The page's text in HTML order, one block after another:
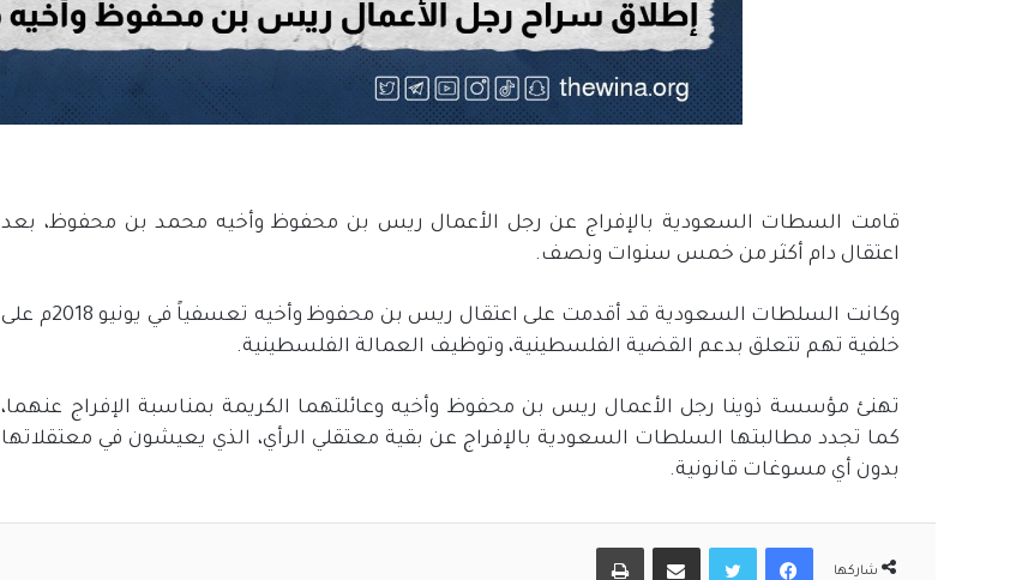
قامت السطات السعودية بالإفراج عن رجل الأعمال ريس بن محفوظ وأخيه محمد بن محفوظ، بعد
اعتقال دام أكثر من خمس سنوات ونصف.
وكانت السلطات السعودية قد أقدمت على اعتقال ريس بن محفوظ وأخيه تعسفياً في يونيو 2018م على
خلفية تهم تتعلق بدعم القضية الفلسطينية، وتوظيف العمالة الفلسطينية.
تهنئ مؤسسة ذوينا رجل الأعمال ريس بن محفوظ وأخيه وعائلتهما الكريمة بمناسبة الإفراج عنهما،
كما تجدد مطالبتها السلطات السعودية بالإفراج عن بقية معتقلي الرأي، الذي يعيشون في معتقلاتها
بدون أي مسوغات قانونية.
شاركها
فيسبوكتويتر مشاركة عبر البريد طباعة